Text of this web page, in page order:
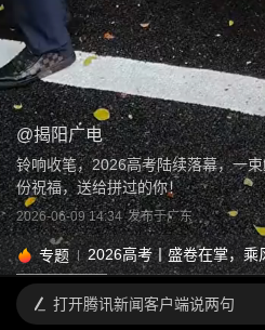
@揭阳广电
铃响收笔，2026高考陆续落幕，一
份祝福，送给拼过的你！
2026-06-09 14:34 发布于广东
专题 2026高考丨盛卷在掌，乘
打开腾讯新闻客户端说两句